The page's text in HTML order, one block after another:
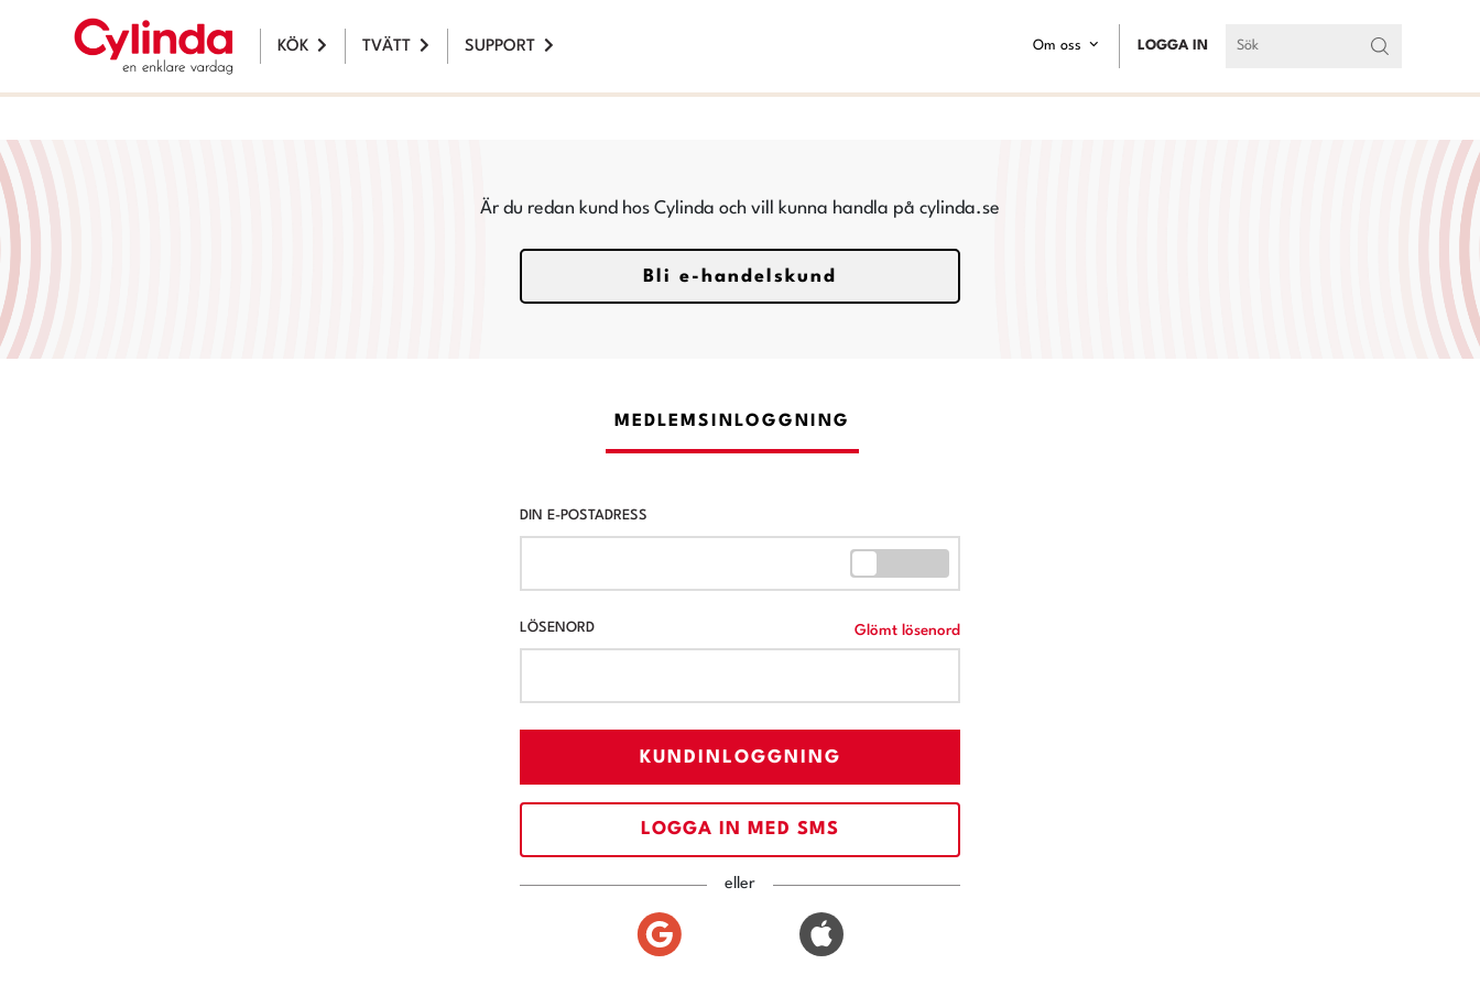
KÖK TVÄTT SUPPORT Om oss LOGGA IN
Är du redan kund hos Cylinda och vill kunna handla på cylinda.se
Bli e-handelskund
MEDLEMSINLOGGNING
DIN E-POSTADRESS
LÖSENORD Glömt lösenord
KUNDINLOGGNING
LOGGA IN MED SMS
eller